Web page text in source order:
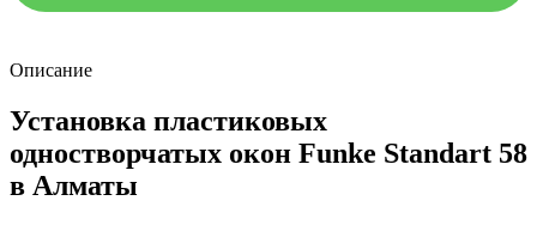
Описание
Установка пластиковых
одностворчатых окон Funke Standart 58
в Алматы